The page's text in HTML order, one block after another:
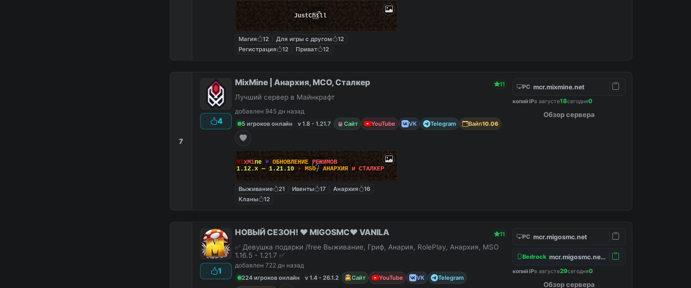
JustChill
Магия 12 Для игры с другом
12
Регистрация
12 Приват 12
7
4
MixMine | Анархия, МСО, Сталкер 11
Лучший сервер в Майнкрафт
добавлен 945 дн назад
5 игроков онлайн
v 1.8 - 1.21.7 Сайт YouTube VK Telegram Вайп10.06
MixMine » ОБНОВЛЕНИЕ РЕЖИМОВ
1.12.x — 1.21.10 ● MSO, АНАРХИЯ и СТАЛКЕР
Выживание 21 Ивенты 17 Анархия
16
Кланы
12
PC mcr.mixmine.net
копий IPв августе18сегодня0
Обзор сервера
1
НОВЫЙ СЕЗОН! ❤️ MIGOSMC❤️ VANILA 11
✅ Девушка подарки /free Выживание, Гриф, Анария, RolePlay, Анархия, MSO
1.16.5 - 1.21.7 ✅
добавлен 722 дн назад
224 игроков онлайн
v 1.4 - 26.1.2 Сайт YouTube VK
Telegram
PC mcr.migosmc.net
Bedrock mcr.migosmc.net:19132
копий IPв августе29сегодня0
Обзор сервера